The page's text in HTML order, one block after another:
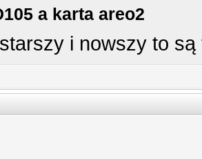
a karta areo2
i nowszy to